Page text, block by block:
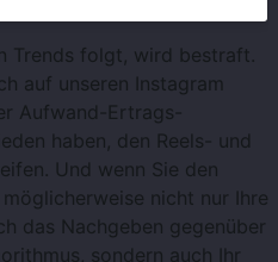
Trends folgt, wird bestraft.
auf unseren Instagram
Aufwand-Ertrags-
haben, den Reels- und
Und wenn Sie den
nicht nur Ihre
das Nachgeben gegenüber
sondern auch Ihr